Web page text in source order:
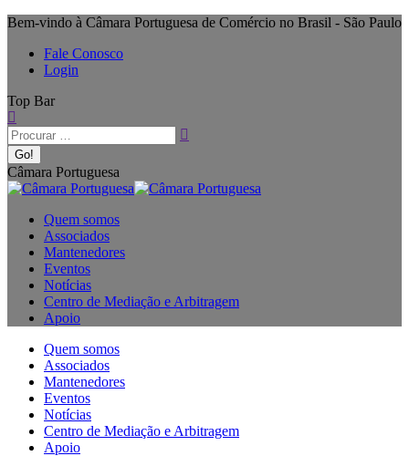
Bem-vindo à Câmara Portuguesa de Comércio no Brasil - São Paulo
Fale Conosco
Login
Top Bar
Câmara Portuguesa
Quem somos
Associados
Mantenedores
Eventos
Notícias
Centro de Mediação e Arbitragem
Apoio
Quem somos
Associados
Mantenedores
Eventos
Notícias
Centro de Mediação e Arbitragem
Apoio